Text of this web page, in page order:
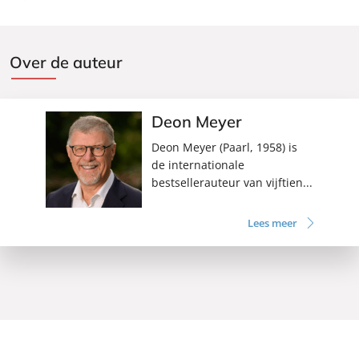
Over de auteur
Deon Meyer
Deon Meyer (Paarl, 1958) is
de internationale
bestsellerauteur van vijftien...
Lees meer